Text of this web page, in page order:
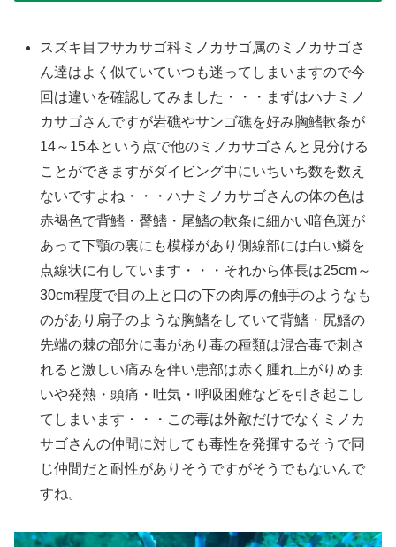
スズキ目フサカサゴ科ミノカサゴ属のミノカサゴさ
ん達はよく似ていていつも迷ってしまいますので今
回は違いを確認してみました・・・まずはハナミノ
カサゴさんですが岩礁やサンゴ礁を好み胸鰭軟条が
14～15本という点で他のミノカサゴさんと見分ける
ことができますがダイビング中にいちいち数を数え
ないですよね・・・ハナミノカサゴさんの体の色は
赤褐色で背鰭・臀鰭・尾鰭の軟条に細かい暗色斑が
あって下顎の裏にも模様があり側線部には白い鱗を
点線状に有しています・・・それから体長は25cm～
30cm程度で目の上と口の下の肉厚の触手のようなも
のがあり扇子のような胸鰭をしていて背鰭・尻鰭の
先端の棘の部分に毒があり毒の種類は混合毒で刺さ
れると激しい痛みを伴い患部は赤く腫れ上がりめま
いや発熱・頭痛・吐気・呼吸困難などを引き起こし
てしまいます・・・この毒は外敵だけでなくミノカ
サゴさんの仲間に対しても毒性を発揮するそうで同
じ仲間だと耐性がありそうですがそうでもないんで
すね。